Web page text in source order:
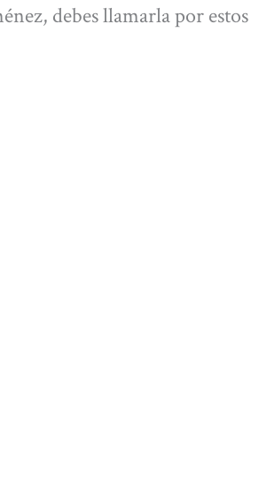
debes llamarla por estos